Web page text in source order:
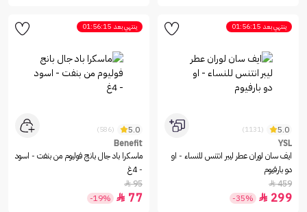
ينتهي بعد 01:56:15
5.0
(1131)
YSL
ايف سان لوران عطر ليبر انتنس للنساء - او
دو بارفيوم
459

299

-35%
ينتهي بعد 01:56:15
5.0
(586)
Benefit
ماسكرا باد جال بانج فوليوم من بنفت - اسود
- 4غ
95

77

-19%